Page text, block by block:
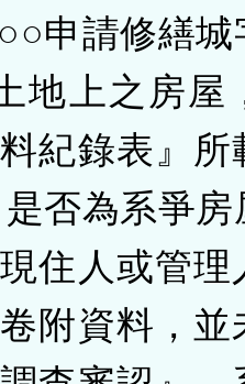
申請修繕城
地上之房屋
料紀錄表』
否為系爭房
住人或管理
附資料，並